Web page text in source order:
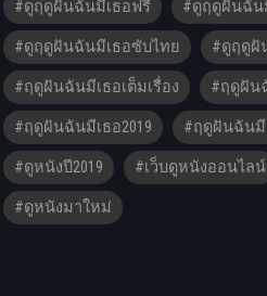
#ดูฤดูฝันฉันมีเธอฟรี #ดูฤดูฝันฉันมี
#ดูฤดูฝันฉันมีเธอซับไทย #ดูฤดูฝั
#ฤดูฝันฉันมีเธอเต็มเรื่อง #ฤดูฝัน
#ฤดูฝันฉันมีเธอ2019 #ฤดูฝันฉันมี
#ดูหนังปี2019 #เว็บดูหนังออนไลน์
#ดูหนังมาใหม่